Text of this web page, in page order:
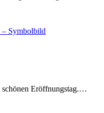
schönen Eröffnungstag.…